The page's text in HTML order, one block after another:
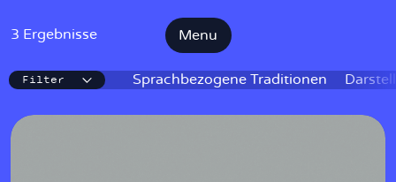
Menu
Filter Sprachbezogene Traditionen
IKE
3 Ergebnisse